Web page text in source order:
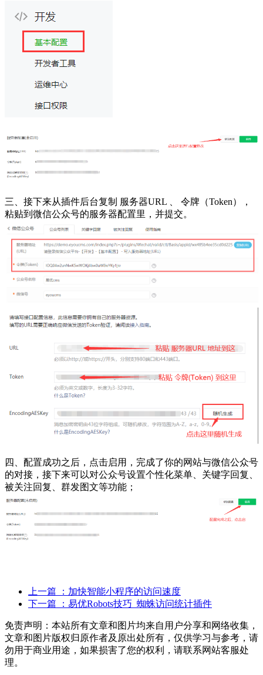
三、接下来从插件后台复制 服务器URL 、 令牌（Token），
粘贴到微信公众号的服务器配置里，并提交。
四、配置成功之后，点击启用，完成了你的网站与微信公众号
的对接，接下来可以对公众号设置个性化菜单、关键字回复、
被关注回复、群发图文等功能；
上一篇
：加快智能小程序的访问速度
下一篇
：易优Robots技巧_蜘蛛访问统计插件
免责声明：本站所有文章和图片均来自用户分享和网络收集，
文章和图片版权归原作者及原出处所有，仅供学习与参考，请
勿用于商业用途，如果损害了您的权利，请联系网站客服处
理。